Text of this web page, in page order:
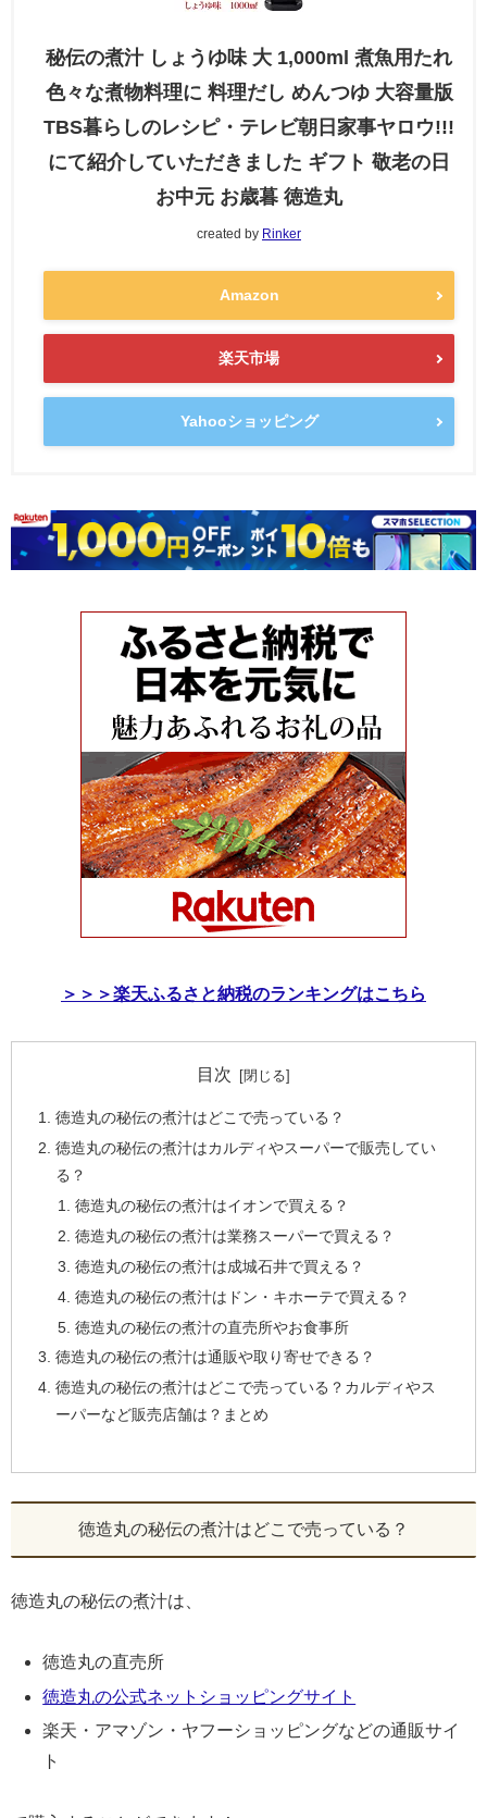
秘伝の煮汁 しょうゆ味 大 1,000ml 煮魚用たれ
色々な煮物料理に 料理だし めんつゆ 大容量版
TBS暮らしのレシピ・テレビ朝日家事ヤロウ!!!
にて紹介していただきました ギフト 敬老の日
お中元 お歳暮 徳造丸
created by Rinker
Amazon
楽天市場
Yahooショッピング
＞＞＞楽天ふるさと納税のランキングはこちら
目次
徳造丸の秘伝の煮汁はどこで売っている？
徳造丸の秘伝の煮汁はカルディやスーパーで販売してい
る？
徳造丸の秘伝の煮汁はイオンで買える？
徳造丸の秘伝の煮汁は業務スーパーで買える？
徳造丸の秘伝の煮汁は成城石井で買える？
徳造丸の秘伝の煮汁はドン・キホーテで買える？
徳造丸の秘伝の煮汁の直売所やお食事所
徳造丸の秘伝の煮汁は通販や取り寄せできる？
徳造丸の秘伝の煮汁はどこで売っている？カルディやス
ーパーなど販売店舗は？まとめ
徳造丸の秘伝の煮汁はどこで売っている？
徳造丸の秘伝の煮汁は、
徳造丸の直売所
徳造丸の公式ネットショッピングサイト
楽天・アマゾン・ヤフーショッピングなどの通販サイ
ト